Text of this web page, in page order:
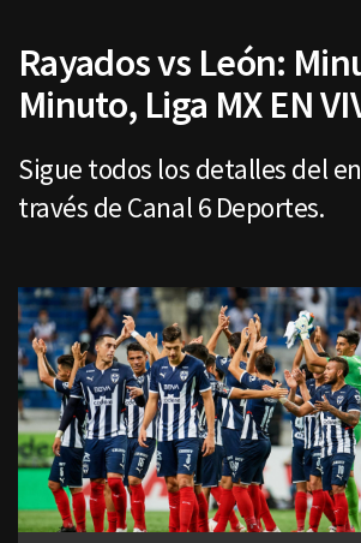
Rayados vs León:
Minuto, Liga MX EN
Sigue todos los detalles del
través de Canal 6 Deportes.